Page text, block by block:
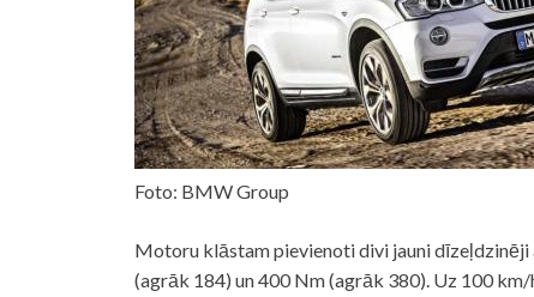
Foto: BMW Group
Motoru klāstam pievienoti divi jauni dīzeļdzinēji
(agrāk 184) un 400 Nm (agrāk 380). Uz 100